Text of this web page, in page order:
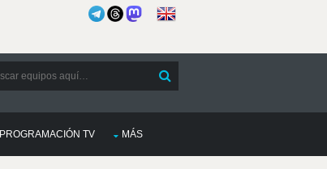
PROGRAMACIÓN TV MÁS